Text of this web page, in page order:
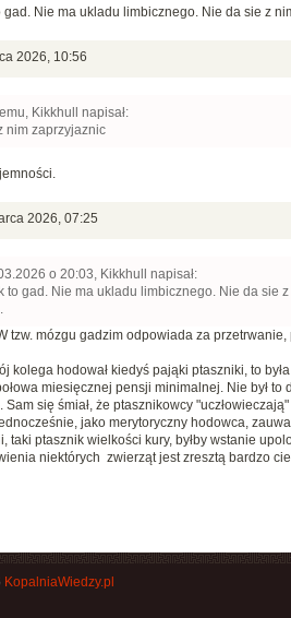
gad. Nie ma ukladu limbicznego. Nie da sie z
2026, 10:56
Kikkhull napisał:
nim zaprzyjaznic
2026, 07:25
o 20:03, Kikkhull napisał:
to gad. Nie ma ukladu limbicznego. Nie da sie
tzw. mózgu gadzim odpowiada za
kolega hodował kiedyś pająki ptaszniki, to
miesięcznej pensji minimalnej. Nie był
Sam się śmiał, że ptasznikowcy
jako merytoryczny hodowca,
taki ptasznik wielkości kury, byłby wstanie
niektórych zwierząt jest zresztą bardzo
KopalniaWiedzy.pl